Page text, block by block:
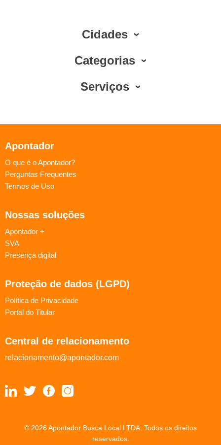
Cidades
Categorias
Serviços
Apontador
O que é o Apontador?
Perguntas Frequentes
Termos de Uso
Nossas soluções
Apontador +
SVA
Presença digital
Proteção de dados (LGPD)
Política de Privacidade
Portal do Titular
Central de relacionamento
relacionamento@apontador.com
© 2026 Apontador Busca Local LTDA. Todos os direitos
reservados.